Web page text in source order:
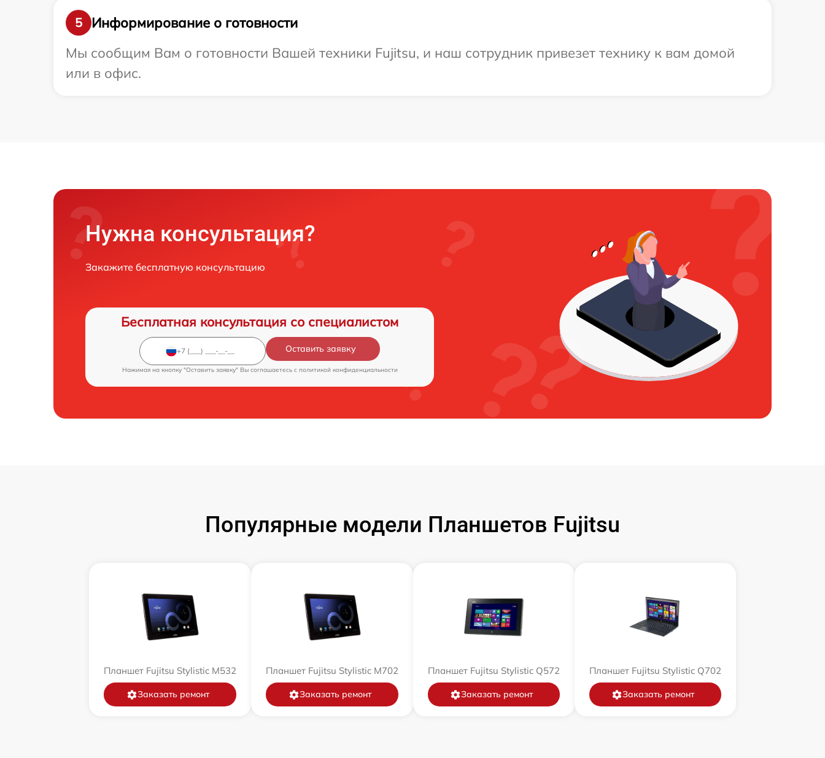
5
Информирование о готовности
Мы сообщим Вам о готовности Вашей техники Fujitsu, и наш сотрудник привезет технику к вам домой
или в офис.
Нужна консультация?
Закажите бесплатную консультацию
Бесплатная консультация со специалистом
Оставить заявку
Нажимая на кнопку "Оставить заявку" Вы соглашаетесь c политикой конфиденциальности
Популярные модели Планшетов Fujitsu
Планшет Fujitsu Stylistic M532
Заказать ремонт
Планшет Fujitsu Stylistic M702
Заказать ремонт
Планшет Fujitsu Stylistic Q572
Заказать ремонт
Планшет Fujitsu Stylistic Q702
Заказать ремонт